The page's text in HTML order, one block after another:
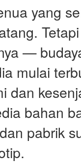
yang
—
mulai
dan
bahan
pabrik